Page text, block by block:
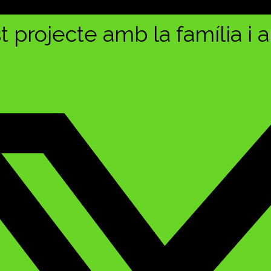
projecte amb la família i